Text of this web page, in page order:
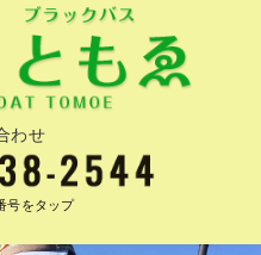
わせ
号をタップ